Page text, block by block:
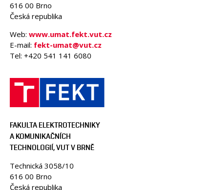
616 00 Brno
Česká republika
Web: www.umat.fekt.vut.cz
E-mail: fekt-umat@vut.cz
Tel: +420 541 141 6080
FAKULTA ELEKTROTECHNIKY
A KOMUNIKAČNÍCH
TECHNOLOGIÍ, VUT V BRNĚ
Technická 3058/10
616 00 Brno
Česká republika